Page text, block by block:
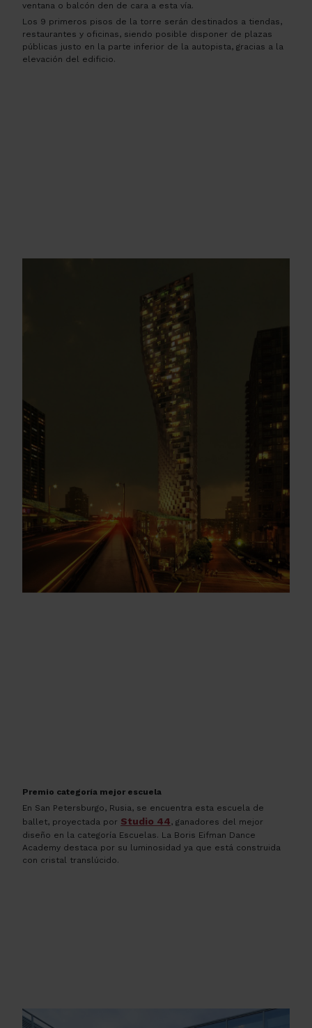
ventana o balcón den de cara a esta vía.
Los 9 primeros pisos de la torre serán destinados a tiendas,
restaurantes y oficinas, siendo posible disponer de plazas
públicas justo en la parte inferior de la autopista, gracias a la
elevación del edificio.
Premio categoría mejor escuela
En San Petersburgo, Rusia, se encuentra esta escuela de
ballet, proyectada por Studio 44, ganadores del mejor
diseño en la categoría Escuelas. La Boris Eifman Dance
Academy destaca por su luminosidad ya que está construida
con cristal translúcido.